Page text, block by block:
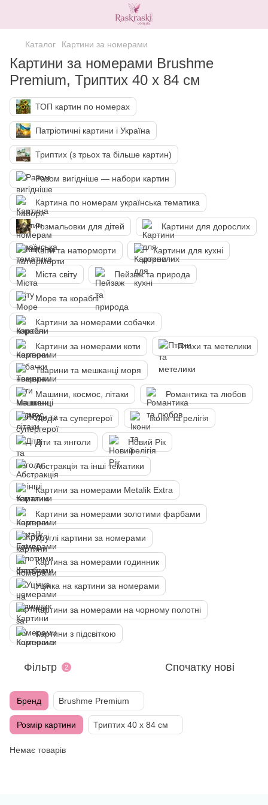
Каталог Картини за номерами
Картини за номерами Brushme
Premium, Триптих 40 х 84 см
ТОП картин по номерах
Патріотичні картини і Україна
Триптих (з трьох та більше картин)
Разом вигідніше — набори картин
Картина по номерам українська тематика
Розмальовки для дітей Картини для дорослих
Квіти та натюрморти Картини для кухні
Міста світу Пейзаж та природа
Море та кораблі
Картини за номерами собачки
Картини за номерами коти Птахи та метелики
Тварини та мешканці моря
Машини, космос, літаки Романтика та любов
Люди та супергерої Ікони та релігія
Діти та янголи Новий Рік
Абстракція та інші тематики
Картини за номерами Metalik Extra
Картини за номерами золотими фарбами
Круглі картини за номерами
Картина за номерами годинник
Уцінка на картини за номерами
Картини за номерами на чорному полотні
Картини з підсвіткою
Фільтр 2 Спочатку нові
Бренд Brushme Premium
Розмір картини Триптих 40 х 84 см
Немає товарів